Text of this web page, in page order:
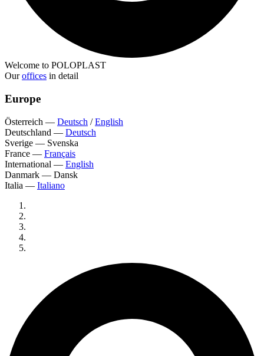
Welcome to POLOPLAST
Ouroffices in detail
Europe
Österreich — Deutsch /English
Deutschland — Deutsch
Sverige — Svenska
France — Français
International — English
Danmark — Dansk
Italia — Italiano